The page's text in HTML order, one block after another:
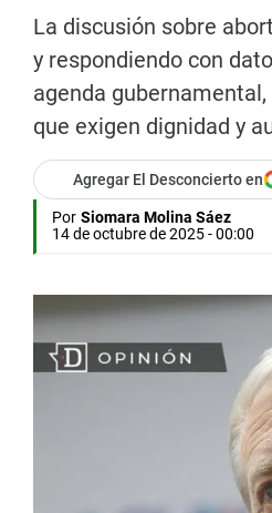
La discusión sobre
y respondiendo con
agenda
que exigen dignidad y
Agregar El Desconcierto en
Por Siomara Molina Sáez
14 de octubre de 2025 - 00:00